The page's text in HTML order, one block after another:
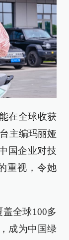
在全球收获
主编玛丽娅
国企业对技
重视，令她
全球100多
成为中国绿